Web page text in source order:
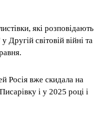
які розповідають
Другій світовій війні та
Росія вже скидала на
і у 2025 році і